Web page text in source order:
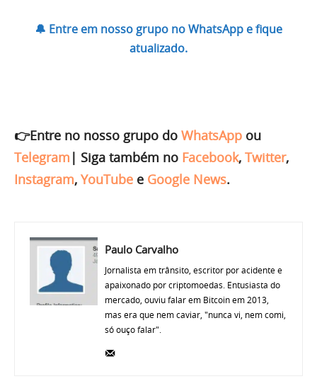
🔔 Entre em nosso grupo no WhatsApp e fique
atualizado.
👉Entre no nosso grupo do WhatsApp ou
Telegram | Siga também no Facebook, Twitter,
Instagram, YouTube e Google News.
Paulo Carvalho
Jornalista em trânsito, escritor por acidente e
apaixonado por criptomoedas. Entusiasta do
mercado, ouviu falar em Bitcoin em 2013,
mas era que nem caviar, "nunca vi, nem comi,
só ouço falar".